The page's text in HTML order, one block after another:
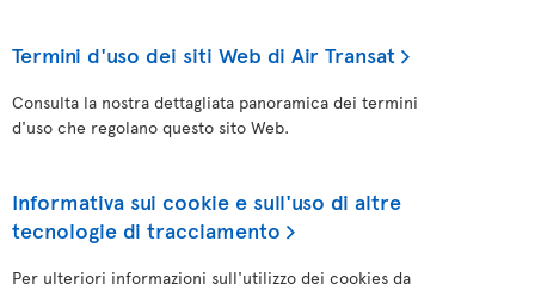
Termini d'uso dei siti Web di Air Transat
Consulta la nostra dettagliata panoramica dei termini
d'uso che regolano questo sito Web.
Informativa sui cookie e sull'uso di altre
tecnologie di tracciamento
Per ulteriori informazioni sull'utilizzo dei cookies da